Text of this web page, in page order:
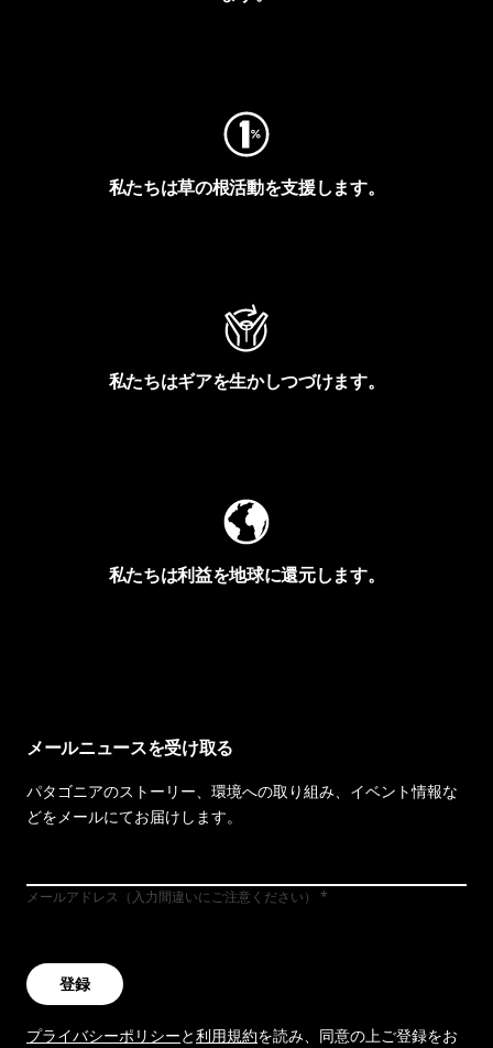
私たちは草の根活動を支援します。
私たちはギアを生かしつづけます。
私たちは利益を地球に還元します。
メールニュースを受け取る
パタゴニアのストーリー、環境への取り組み、イベント情報な
どをメールにてお届けします。
メールアドレス（入力間違いにご注意ください）
登録
プライバシーポリシーと利用規約を読み、同意の上ご登録をお